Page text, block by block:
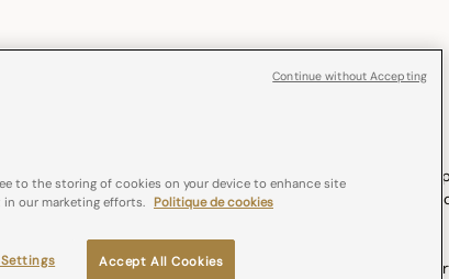
DE FABRICATION
Du bobinage à la confection finale, en
en huit étapes qui nécessite une technique
Depuis plus de 130 ans, nous perpétuons avec
to the storing of cookies on your device to enhance site
in our marketing efforts. Politique de cookies
Accept All Cookies
Continue without Accepting